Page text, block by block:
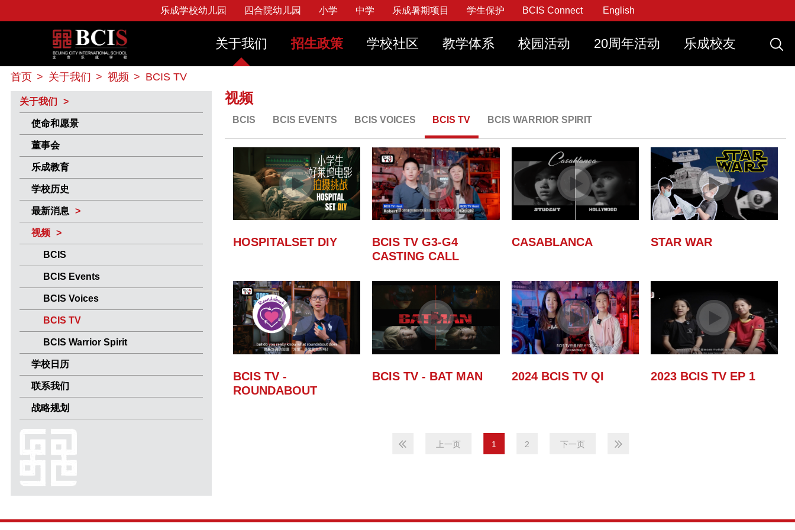
Beijing City International School
乐成学校幼儿园 四合院幼儿园 小学 中学 乐成暑期项目 学生保护 BCIS Connect English
关于我们
使命和愿景
董事会
乐成教育
最新消息
学校日历
联系我们
招生政策
学费政策
苹果笔记本购买计划
学校社区
教育领导团队
设施服务
教学体系
小学
中学
图书馆
线上、混合式和面对面课堂学习
学生服务
校园活动
校园活动EAs
20周年活动 乐成校友
首页 > 关于我们 > 视频 > BCIS TV
关于我们
使命和愿景
董事会
乐成教育
学校历史
最新消息
视频
BCIS
BCIS Events
BCIS Voices
BCIS TV
BCIS Warrior Spirit
学校日历
联系我们
战略规划
视频
BCIS BCIS EVENTS BCIS VOICES BCIS TV BCIS WARRIOR SPIRIT
HOSPITALSET DIY
BCIS TV G3-G4
CASTING CALL
CASABLANCA STAR WAR
BCIS TV -
ROUNDABOUT
BCIS TV - BAT MAN 2024 BCIS TV QI 2023 BCIS TV EP 1
1 2